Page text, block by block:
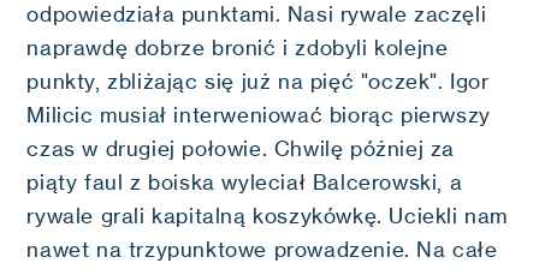
odpowiedziała punktami. Nasi rywale zaczęli
naprawdę dobrze bronić i zdobyli kolejne
punkty, zbliżając się już na pięć "oczek". Igor
Milicic musiał interweniować biorąc pierwszy
czas w drugiej połowie. Chwilę później za
piąty faul z boiska wyleciał Balcerowski, a
rywale grali kapitalną koszykówkę. Uciekli nam
nawet na trzypunktowe prowadzenie. Na całe